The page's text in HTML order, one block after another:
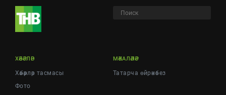
ХӘБӘРЛӘР
Хәбәрләр тасмасы
Фото
МӘКАЛӘЛӘР
Татарча өйрәнәбез